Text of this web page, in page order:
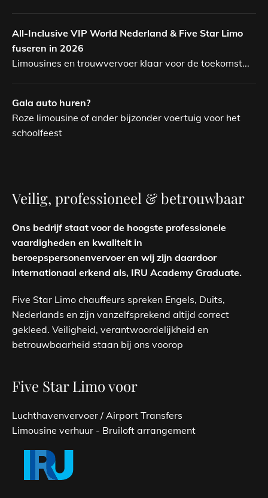
All-Inclusive VIP World Nederland & Five Star Limo
fuseren in 2026
Limousines en trouwvervoer klaar voor de toekomst...
Gala auto huren?
Roze limousine of ander bijzonder voertuig voor het
schoolfeest
Veilig, professioneel & betrouwbaar
Ons bedrijf staat voor de hoogste professionele
vaardigheden en kwaliteit in
beroepspersonenvervoer en wij zijn daardoor
internationaal erkend als, IRU Academy Graduate.
Five Star Limo chauffeurs spreken Engels, Duits,
Nederlands en zijn vanzelfsprekend altijd correct
gekleed. Veiligheid, verantwoordelijkheid en
betrouwbaarheid staan bij ons voorop
Five Star Limo voor
Luchthavenvervoer / Airport Transfers
Limousine verhuur - Bruiloft arrangement